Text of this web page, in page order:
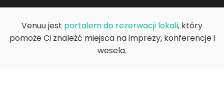
Venuu jest portalem do rezerwacji lokali, który
pomoże Ci znaleźć miejsca na imprezy, konferencje i
wesela.